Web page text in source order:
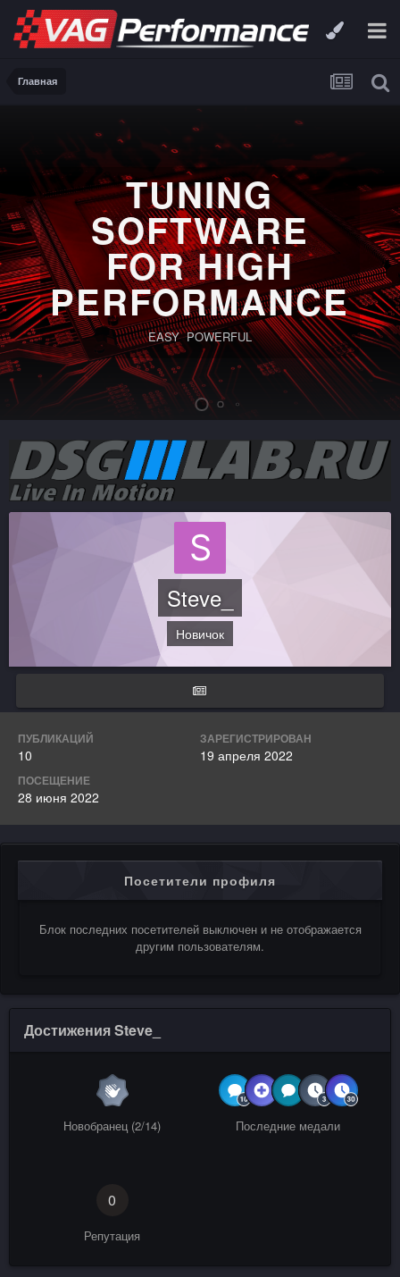
Главная
TUNING
SOFTWARE
FOR HIGH
PERFORMANCE
EASY POWERFUL
Steve_
Новичок
ПУБЛИКАЦИЙ
10
ЗАРЕГИСТРИРОВАН
19 апреля 2022
ПОСЕЩЕНИЕ
28 июня 2022
Посетители профиля
Блок последних посетителей выключен и не отображается
другим пользователям.
Достижения Steve_
Новобранец (2/14) Последние медали
0
Репутация